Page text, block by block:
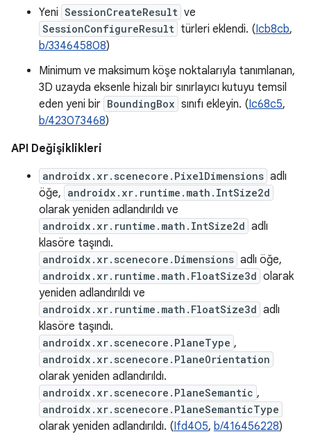
Yeni SessionCreateResult ve
SessionConfigureResult türleri eklendi. (Icb8cb,
b/334645808)
Minimum ve maksimum köşe noktalarıyla tanımlanan,
3D uzayda eksenle hizalı bir sınırlayıcı kutuyu temsil
eden yeni bir BoundingBox sınıfı ekleyin. (Ic68c5,
b/423073468)
API Değişiklikleri
androidx.xr.scenecore.PixelDimensions adlı
öğe, androidx.xr.runtime.math.IntSize2d
olarak yeniden adlandırıldı ve
androidx.xr.runtime.math.IntSize2d adlı
klasöre taşındı.
androidx.xr.scenecore.Dimensions adlı öğe,
androidx.xr.runtime.math.FloatSize3d olarak
yeniden adlandırıldı ve
androidx.xr.runtime.math.FloatSize3d adlı
klasöre taşındı.
androidx.xr.scenecore.PlaneType ,
androidx.xr.scenecore.PlaneOrientation
olarak yeniden adlandırıldı.
androidx.xr.scenecore.PlaneSemantic ,
androidx.xr.scenecore.PlaneSemanticType
olarak yeniden adlandırıldı. (Ifd405, b/416456228)